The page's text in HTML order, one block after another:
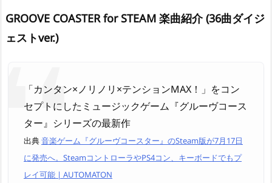
GROOVE COASTER for STEAM 楽曲紹介 (36曲ダイジ
ェストver.)
「カンタン×ノリノリ×テンションMAX！」をコン
セプトにしたミュージックゲーム『グルーヴコース
ター』シリーズの最新作
出典音楽ゲーム『グルーヴコースター』のSteam版が7月17日
に発売へ。SteamコントローラやPS4コン、キーボードでもプ
レイ可能 | AUTOMATON